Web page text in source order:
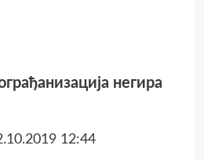
негира
12:44